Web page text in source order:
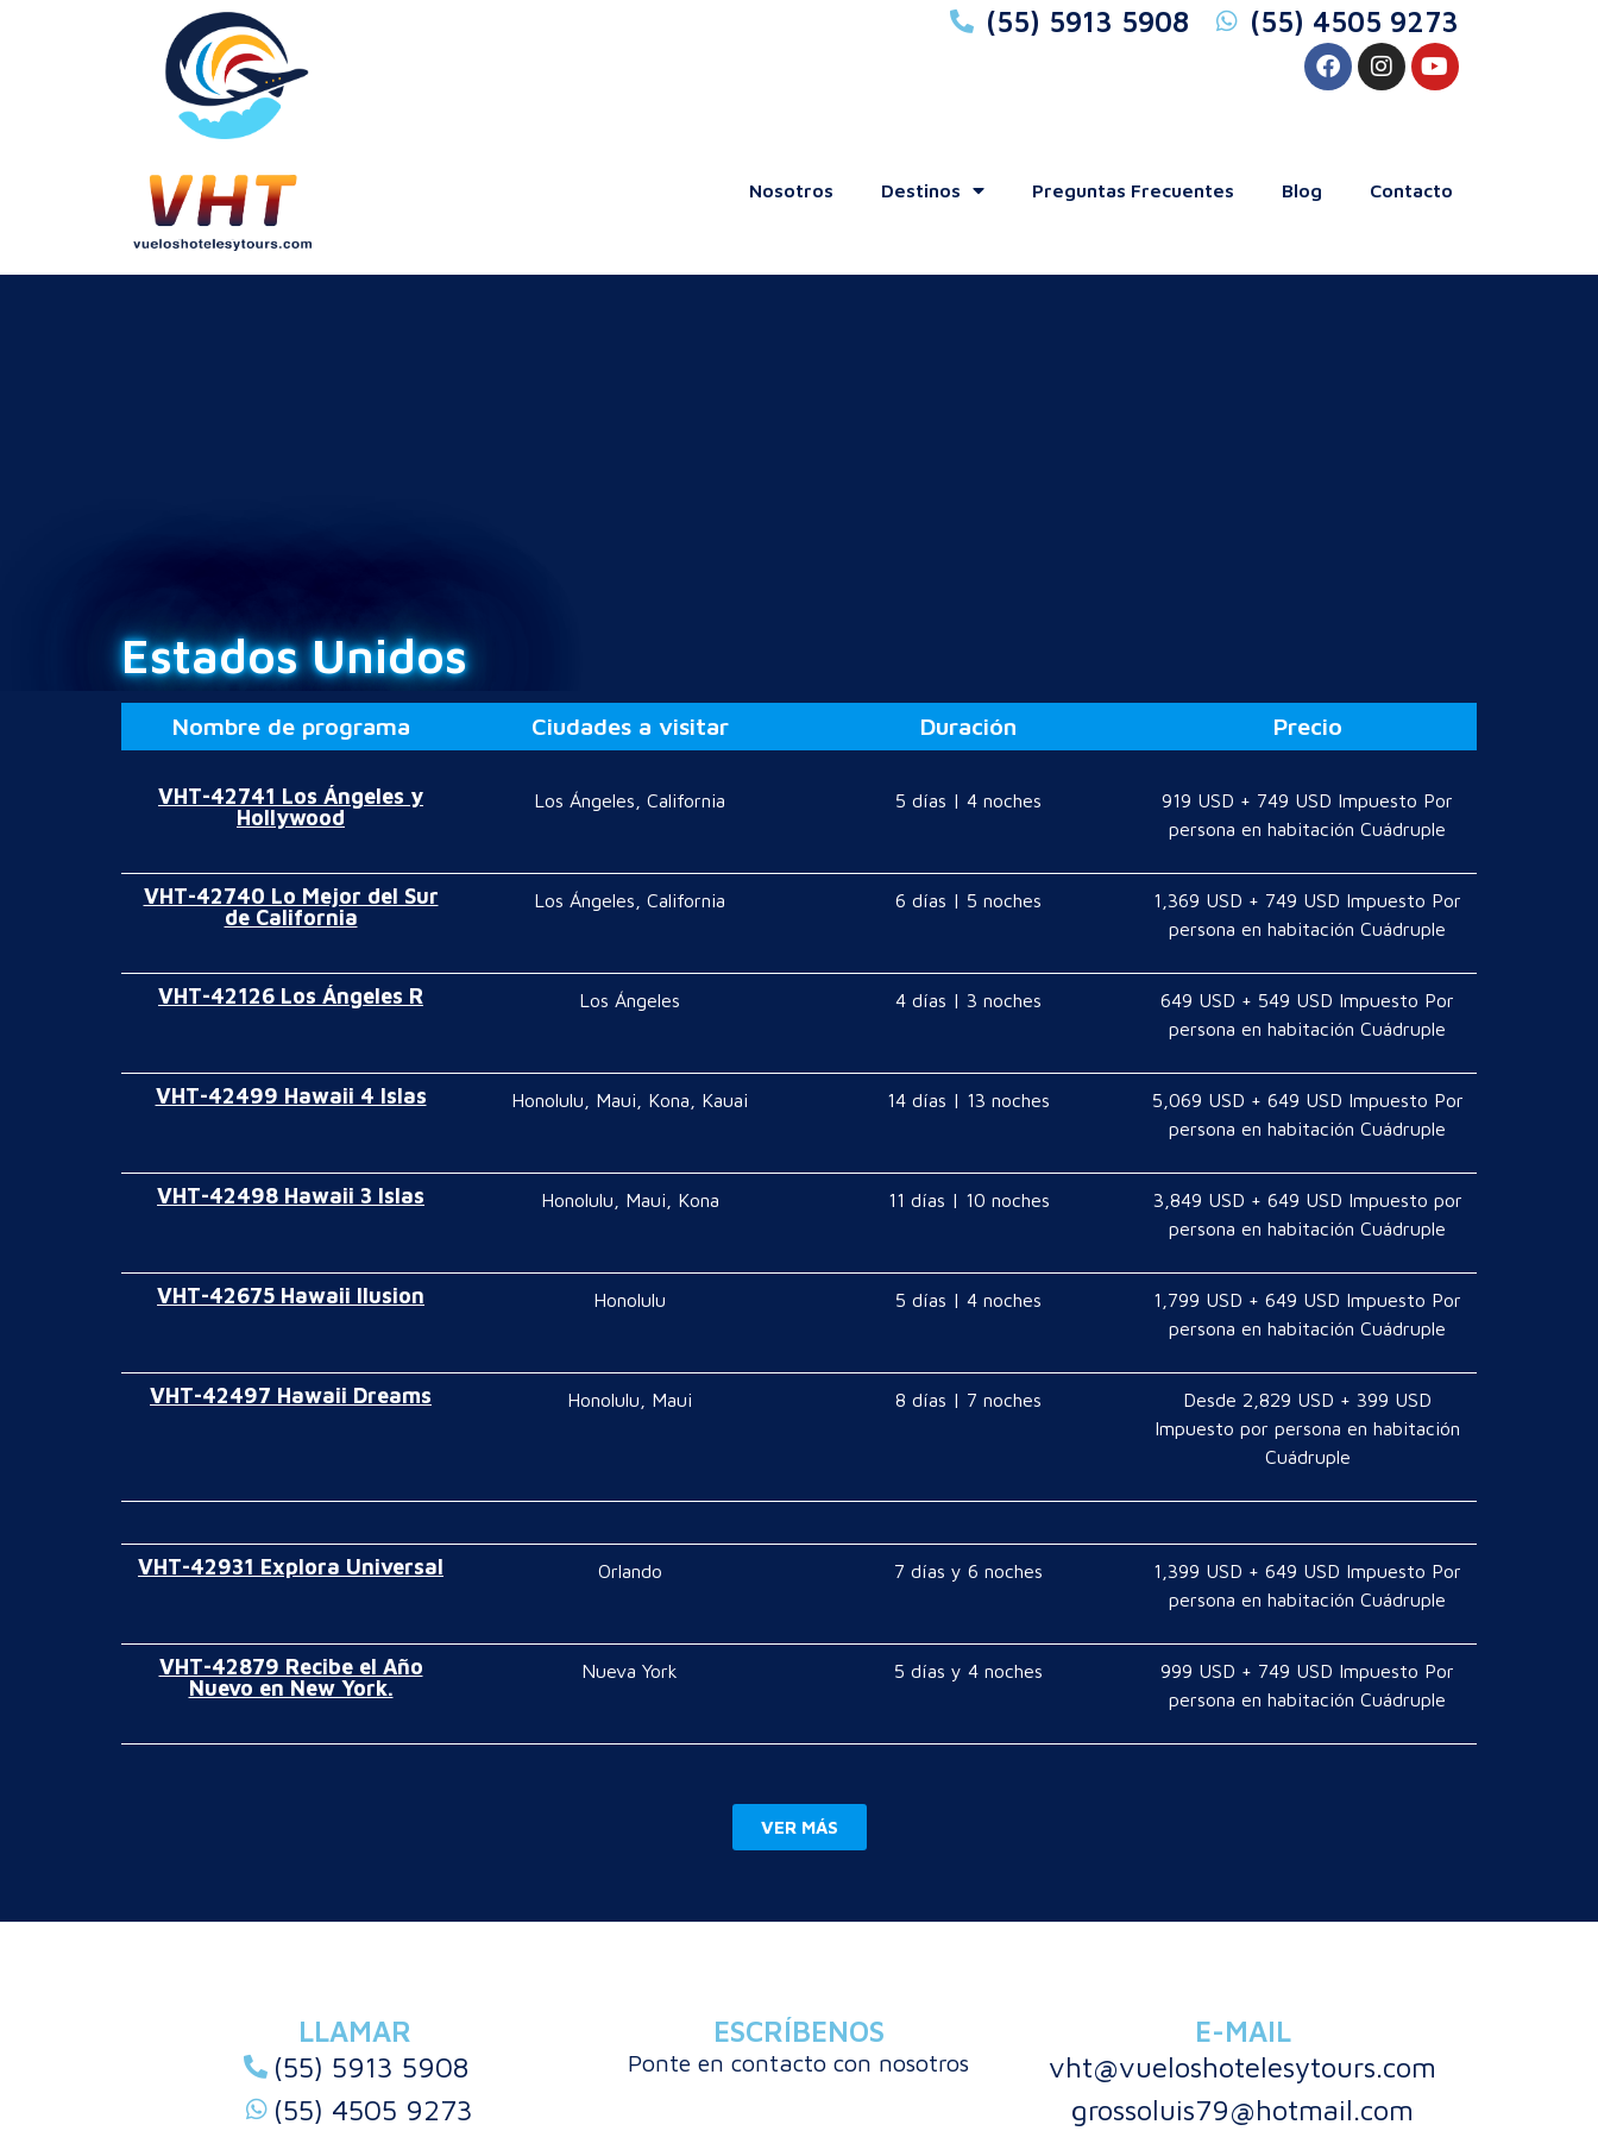
(55) 5913 5908 (55) 4505 9273
Nosotros Destinos Preguntas Frecuentes Blog Contacto
Estados Unidos
Nombre de programa Ciudades a visitar Duración Precio
VHT-42741 Los Ángeles y
Hollywood
Los Ángeles, California 5 días | 4 noches
919 USD + 749 USD Impuesto Por
persona en habitación Cuádruple
VHT-42740 Lo Mejor del Sur
de California
Los Ángeles, California 6 días | 5 noches
1,369 USD + 749 USD Impuesto Por
persona en habitación Cuádruple
VHT-42126 Los Ángeles R Los Ángeles 4 días | 3 noches
649 USD + 549 USD Impuesto Por
persona en habitación Cuádruple
VHT-42499 Hawaii 4 Islas Honolulu, Maui, Kona, Kauai 14 días | 13 noches
5,069 USD + 649 USD Impuesto Por
persona en habitación Cuádruple
VHT-42498 Hawaii 3 Islas Honolulu, Maui, Kona 11 días | 10 noches
3,849 USD + 649 USD Impuesto por
persona en habitación Cuádruple
VHT-42675 Hawaii Ilusion Honolulu 5 días | 4 noches
1,799 USD + 649 USD Impuesto Por
persona en habitación Cuádruple
VHT-42497 Hawaii Dreams Honolulu, Maui 8 días | 7 noches
Desde 2,829 USD + 399 USD
Impuesto por persona en habitación
Cuádruple
VHT-42931 Explora Universal Orlando 7 días y 6 noches
1,399 USD + 649 USD Impuesto Por
persona en habitación Cuádruple
VHT-42879 Recibe el Año
Nuevo en New York.
Nueva York 5 días y 4 noches
999 USD + 749 USD Impuesto Por
persona en habitación Cuádruple
VER MÁS
LLAMAR
(55) 5913 5908
(55) 4505 9273
ESCRÍBENOS
Ponte en contacto con nosotros
E-MAIL
vht@vueloshotelesytours.com
grossoluis79@hotmail.com